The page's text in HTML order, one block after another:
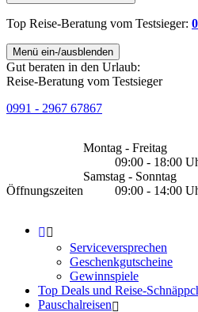
Top Reise-Beratung vom Testsieger:
Menü ein-/ausblenden
Gut beraten in den Urlaub:
Reise-Beratung vom Testsieger
0991 - 2967 67867
Öffnungszeiten
Montag - Freitag
09:00 - 18:00
Samstag - Sonntag
09:00 - 14:00
Serviceversprechen
Geschenkgutscheine
Gewinnspiele
Top Deals und Reise-
Pauschalreisen